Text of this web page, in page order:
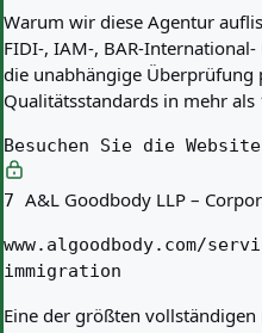
Warum wir diese Agentur
FIDI-, IAM-, BAR-
die unabhängige Überprüfung
Qualitätsstandards in mehr
Besuchen Sie die Website
7 A&L Goodbody LLP –
www.algoodbody.com/
immigration
Eine der größten